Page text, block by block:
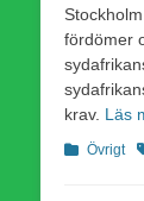
fördömer
krav. Läs
Kategorier
Övrigt